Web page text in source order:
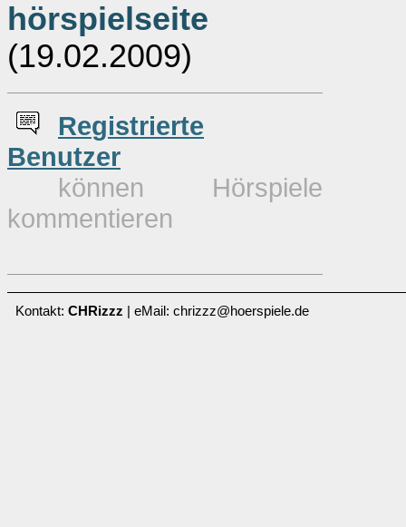
hörspielseite
(19.02.2009)
Registrierte
Benutzer
können Hörspiele
kommentieren
Kontakt: CHRizzz | eMail: chrizzz@hoerspiele.de